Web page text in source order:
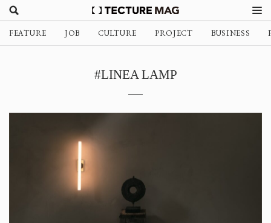
FEATURE JOB CULTURE PROJECT BUSINESS
#LINEA LAMP